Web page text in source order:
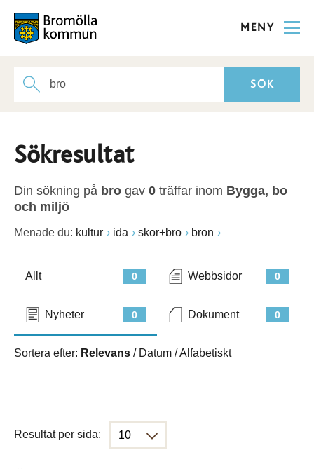
MENY
Sökresultat
Din sökning på bro gav 0 träffar inom Bygga, bo
och miljö
Menade du: kultur ida skor+bro bron
0
Allt 0
Webbsidor
0
Nyheter 0
Dokument
Sortera efter: Relevans / Datum /Alfabetiskt
Resultat per sida: